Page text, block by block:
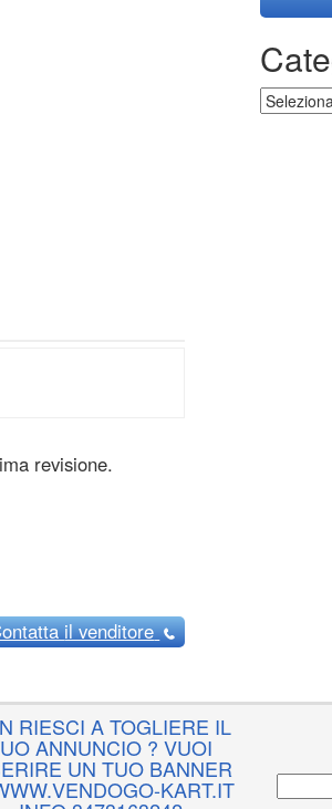
revisione.
il venditore
Categorie
RIESCI A TOGLIERE IL
ANNUNCIO ? VUOI
UN TUO BANNER
KART.IT